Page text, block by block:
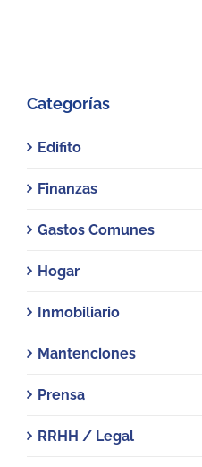
Categorías
Edifito
Finanzas
Gastos Comunes
Hogar
Inmobiliario
Mantenciones
Prensa
RRHH / Legal